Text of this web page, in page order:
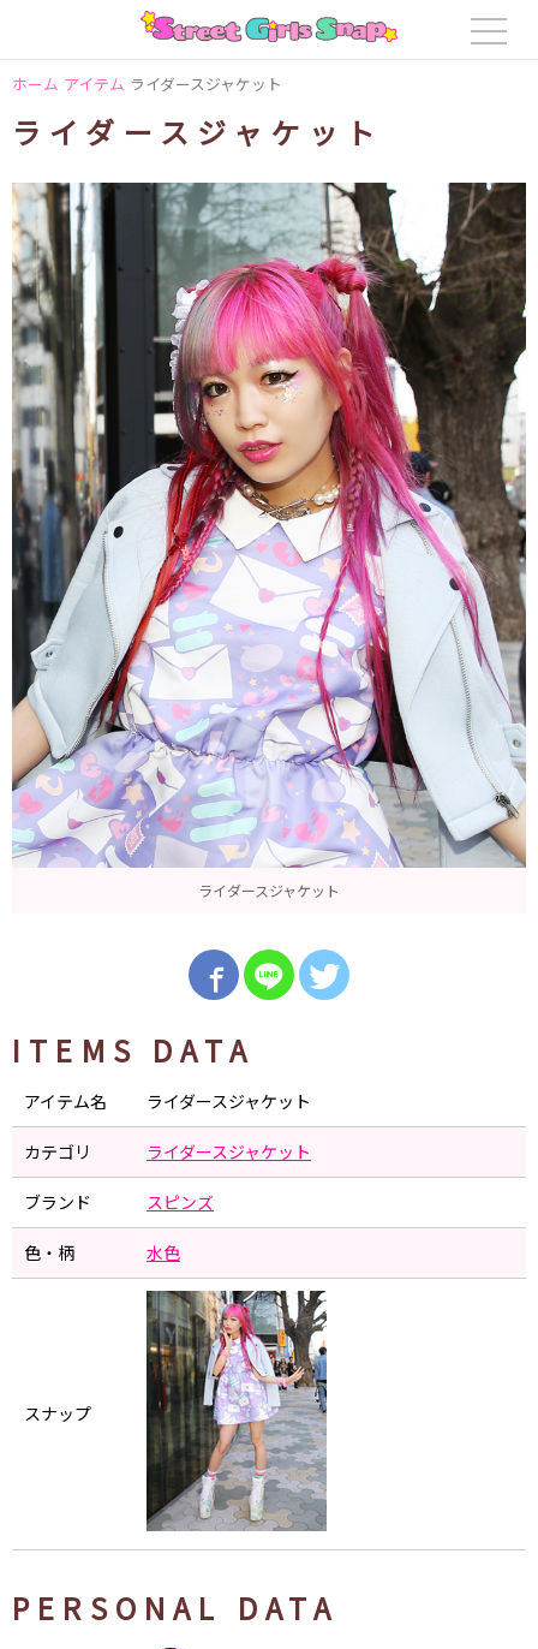
ホーム アイテム ライダースジャケット
ライダースジャケット
ライダースジャケット
ITEMS DATA
アイテム名 ライダースジャケット
カテゴリ ライダースジャケット
ブランド スピンズ
色・柄 水色
スナップ
PERSONAL DATA